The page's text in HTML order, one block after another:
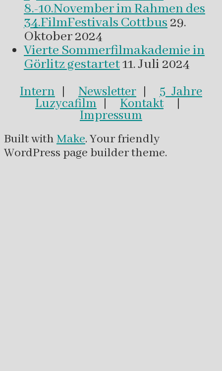
8.-10.November im Rahmen des
34.FilmFestivals Cottbus29.
Oktober 2024
Vierte Sommerfilmakademie in
Görlitz gestartet11. Juli 2024
Intern | Newsletter | 5 Jahre
Luzycafilm | Kontakt|
Impressum
Built withMake. Your friendly
WordPress page builder theme.